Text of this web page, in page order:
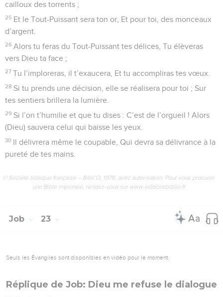
cailloux des torrents ;
25 Et le Tout-Puissant sera ton or, Et pour toi, des monceaux
d’argent.
26 Alors tu feras du Tout-Puissant tes délices, Tu élèveras
vers Dieu ta face ;
27 Tu l’imploreras, il t’exaucera, Et tu accompliras tes vœux.
28 Si tu prends une décision, elle se réalisera pour toi ; Sur
tes sentiers brillera la lumière.
29 Si l’on t’humilie et que tu dises : C’est de l’orgueil ! Alors
(Dieu) sauvera celui qui baisse les yeux.
30 Il délivrera même le coupable, Qui devra sa délivrance à la
pureté de tes mains.
© Société biblique française – Bibli’O, 1978, avec autorisation. Pour vous procurer
une Bible imprimée, rendez-vous sur www.editionsbiblio.fr
Job 23
Seuls les Évangiles sont disponibles en vidéo pour le moment.
Réplique de Job: Dieu me refuse le dialogue